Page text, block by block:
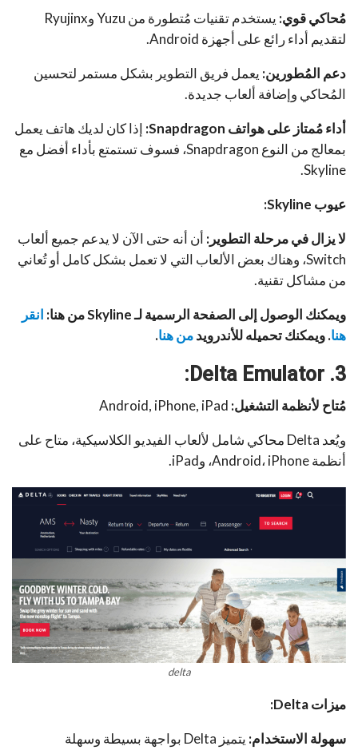
مُحاكي قوي:
يستخدم تقنيات مُتطورة من Yuzu وRyujinx
لتقديم أداء رائع على أجهزة Android.
دعم المُطورين: يعمل فريق التطوير بشكل مستمر لتحسين
المُحاكي وإضافة ألعاب جديدة.
أداء مُمتاز على هواتف Snapdragon
: إذا كان لديك هاتف يعمل
بمعالج من النوع Snapdragon، فسوف تستمتع بأداء أفضل مع
Skyline.
عيوب Skyline
:
لا يزال في مرحلة التطوير: أن أنه حتى الآن لا يدعم جميع ألعاب
Switch، وهناك بعض الألعاب التي لا تعمل بشكل كامل أو تُعاني
من مشاكل تقنية.
ويمكنك الوصول إلى الصفحة الرسمية لـ Skyline من هنا:
انقر
هنا. ويمكنك تحميله للأندرويدمن هنا.
3.
Delta Emulator
:
مُتاح لأنظمة التشغيل:
ويُعد Delta محاكي شامل لألعاب الفيديو الكلاسيكية، متاح على
أنظمة Android، iPhone، وiPad.
delta
ميزاتDelta
:
سهولة الاستخدام:
يتميز Delta بواجهة بسيطة وسهلة